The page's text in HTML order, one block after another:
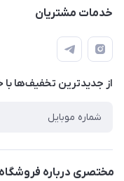
اینترنتی یزدانا
حساب کاربری
لیست محصولات
درباره ما
خدمات مشتریان
راهنمای ثبت سفارش
حریم خصوصی
سوالات متداول
از جدید‌ترین تخفیف‌ها با‌
مختصری درباره فروشگاه